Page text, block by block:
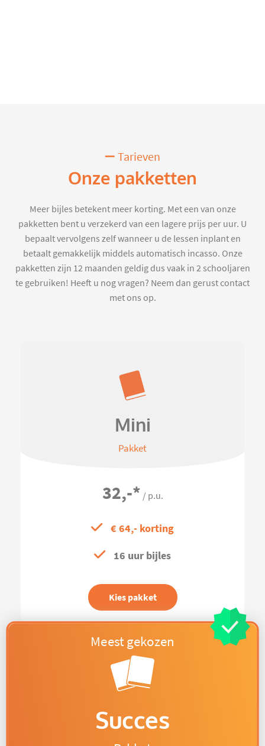
Tarieven
Onze pakketten
Meer bijles betekent meer korting. Met een van onze
pakketten bent u verzekerd van een lagere prijs per uur. U
bepaalt vervolgens zelf wanneer u de lessen inplant en
betaalt gemakkelijk middels automatisch incasso. Onze
pakketten zijn 12 maanden geldig dus vaak in 2 schooljaren
te gebruiken! Heeft u nog vragen? Neem dan gerust contact
met ons op.
Mini
Pakket
32,-* / p.u.
€ 64,- korting
16 uur bijles
Kies pakket
Succes